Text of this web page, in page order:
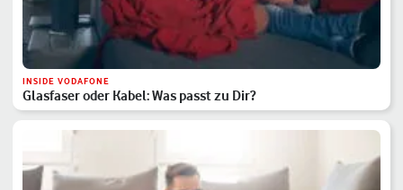
INSIDE VODAFONE
Glasfaser oder Kabel: Was passt zu Dir?